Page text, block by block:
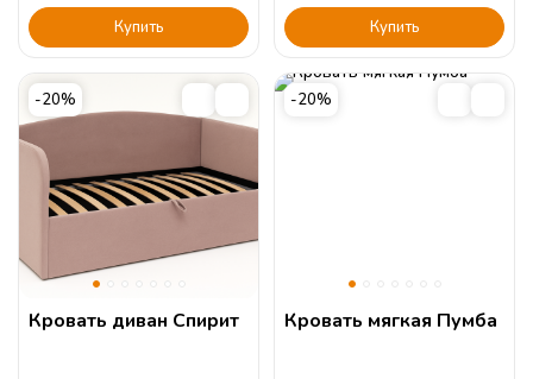
Купить Купить
-20%
Кровать диван Спирит
-20%
Кровать мягкая Пумба